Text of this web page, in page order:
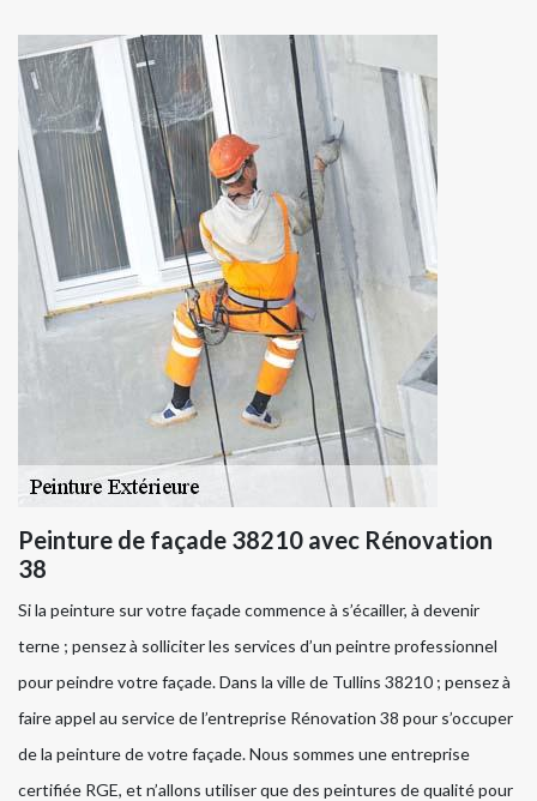
Peinture de façade 38210 avec Rénovation
38
Si la peinture sur votre façade commence à s’écailler, à devenir
terne ; pensez à solliciter les services d’un peintre professionnel
pour peindre votre façade. Dans la ville de Tullins 38210 ; pensez à
faire appel au service de l’entreprise Rénovation 38 pour s’occuper
de la peinture de votre façade. Nous sommes une entreprise
certifiée RGE, et n’allons utiliser que des peintures de qualité pour